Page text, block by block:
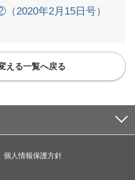
2020年2月15日号）
える一覧へ戻る
個人情報保護方針